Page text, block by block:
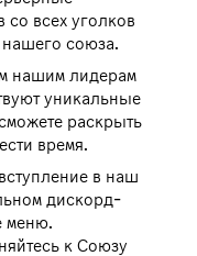
всех уголков
союза.
нашим лидерам
уникальные
раскрыть
время.
в наш
дискорд-
меню.
к Союзу